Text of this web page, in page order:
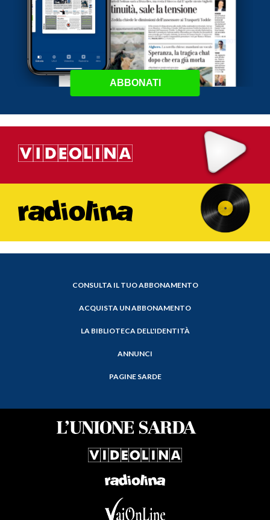
ABBONATI
CONSULTA IL TUO ABBONAMENTO
ACQUISTA UN ABBONAMENTO
LA BIBLIOTECA DELL'IDENTITÀ
ANNUNCI
PAGINE SARDE